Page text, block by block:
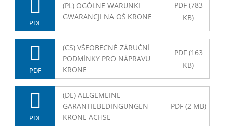
PDF
(PL) OGÓLNE WARUNKI
GWARANCJI NA OŚ KRONE
PDF (783
KB)
PDF
(CS) VŠEOBECNÉ ZÁRUČNÍ
PODMÍNKY PRO NÁPRAVU
KRONE
PDF (163
KB)
PDF
(DE) ALLGEMEINE
GARANTIEBEDINGUNGEN
KRONE ACHSE
PDF (2 MB)